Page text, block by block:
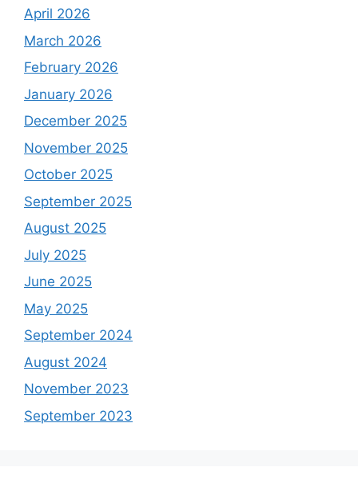
April 2026
March 2026
February 2026
January 2026
December 2025
November 2025
October 2025
September 2025
August 2025
July 2025
June 2025
May 2025
September 2024
August 2024
November 2023
September 2023